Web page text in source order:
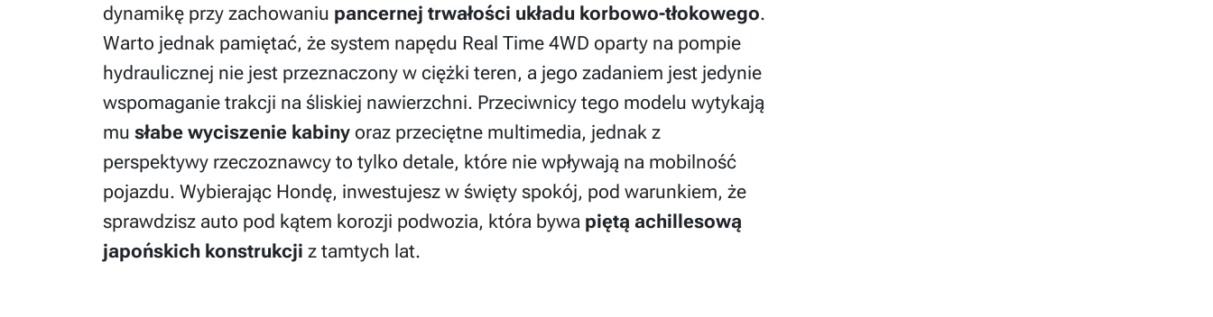
dynamikę przy zachowaniu pancernej trwałości układu korbowo-tłokowego.
Warto jednak pamiętać, że system napędu Real Time 4WD oparty na pompie
hydraulicznej nie jest przeznaczony w ciężki teren, a jego zadaniem jest jedynie
wspomaganie trakcji na śliskiej nawierzchni. Przeciwnicy tego modelu wytykają
mu słabe wyciszenie kabiny oraz przeciętne multimedia, jednak z
perspektywy rzeczoznawcy to tylko detale, które nie wpływają na mobilność
pojazdu. Wybierając Hondę, inwestujesz w święty spokój, pod warunkiem, że
sprawdzisz auto pod kątem korozji podwozia, która bywa piętą achillesową
japońskich konstrukcji z tamtych lat.